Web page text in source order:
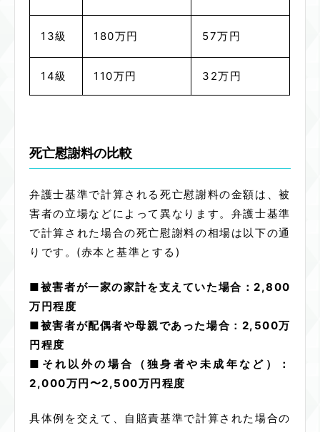
13級 180万円 57万円
14級 110万円 32万円
死亡慰謝料の比較
弁護士基準で計算される死亡慰謝料の金額は、被
害者の立場などによって異なります。弁護士基準
で計算された場合の死亡慰謝料の相場は以下の通
りです。(赤本と基準とする)
■被害者が一家の家計を支えていた場合：2,800
万円程度
■被害者が配偶者や母親であった場合：2,500万
円程度
■それ以外の場合（独身者や未成年など）：
2,000万円〜2,500万円程度
具体例を交えて、自賠責基準で計算された場合の